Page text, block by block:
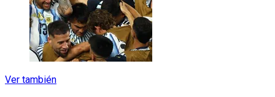
Ver también